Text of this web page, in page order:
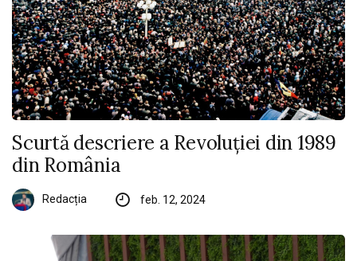
Scurtă descriere a Revoluției din 1989
din România
Redacția feb. 12, 2024